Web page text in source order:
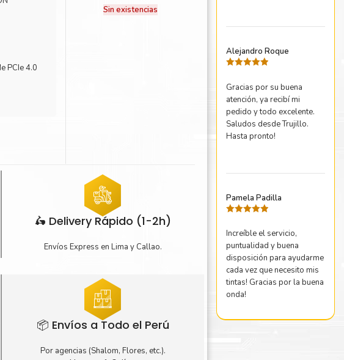
PCIe 4.0
Sin existencias
🛵 Delivery Rápido (1-2h)
Envíos Express en Lima y Callao.
📦 Envíos a Todo el Perú
Por agencias (Shalom, Flores, etc.).
Alejandro Roque
Gracias por su buena
atención, ya recibí mi
pedido y todo excelente.
Saludos desde Trujillo.
Hasta pronto!
5
Pamela Padilla
Increíble el servicio,
puntualidad y buena
disposición para ayudarme
cada vez que necesito mis
tintas! Gracias por la buena
onda!